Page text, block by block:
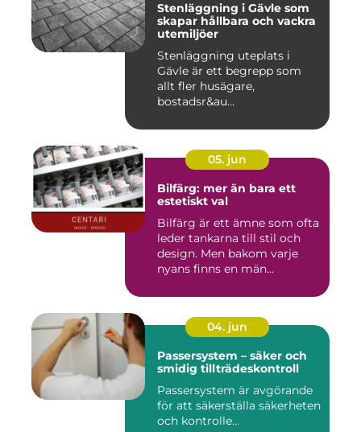
Stenläggning i Gävle som
skapar hållbara och vackra
utemiljöer
Stenläggning uteplats i
Gävle är ett begrepp som
allt fler husägare,
bostadsr&au...
05. jun
Bilfärg: mer än bara ett
estetiskt val
Bilfärg är ett ämne som ofta
leder tankarna till stil och
design. Men bakom varje
nyans finns en män...
04. jun
Passersystem – säker och
smidig tillträdeskontroll
Passersystem är avgörande
för att säkerställa säkerheten
och kontrolle...